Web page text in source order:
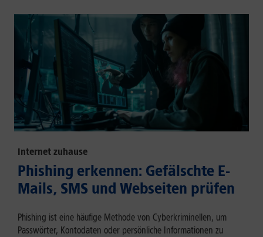
Internet zuhause
Phishing erkennen: Gefälschte E-
Mails, SMS und Webseiten prüfen
Phishing ist eine häufige Methode von Cyberkriminellen, um
Passwörter, Kontodaten oder persönliche Informationen zu